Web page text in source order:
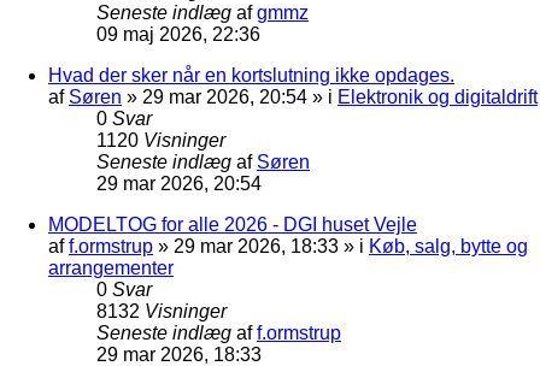
Seneste indlæg afgmmz
09 maj 2026, 22:36
Hvad der sker når en kortslutning ikke opdages.
af Søren » 29 mar 2026, 20:54 » i Elektronik og digitaldrift
0 Svar
1120 Visninger
Seneste indlæg af Søren
29 mar 2026, 20:54
MODELTOG for alle 2026 - DGI huset Vejle
aff.ormstrup » 29 mar 2026, 18:33 » i Køb, salg, bytte og
arrangementer
0 Svar
8132 Visninger
Seneste indlæg aff.ormstrup
29 mar 2026, 18:33